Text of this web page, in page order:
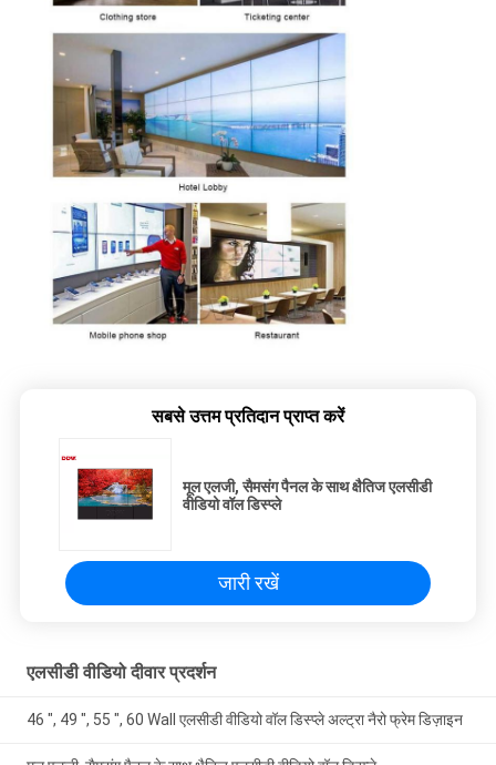
सबसे उत्तम प्रतिदान प्राप्त करें
मूल एलजी, सैमसंग पैनल के साथ क्षैतिज एलसीडी
वीडियो वॉल डिस्प्ले
जारी रखें
एलसीडी वीडियो दीवार प्रदर्शन
46 ″, 49 ″, 55 ″, 60 Wall एलसीडी वीडियो वॉल डिस्प्ले अल्ट्रा नैरो फ्रेम डिज़ाइन